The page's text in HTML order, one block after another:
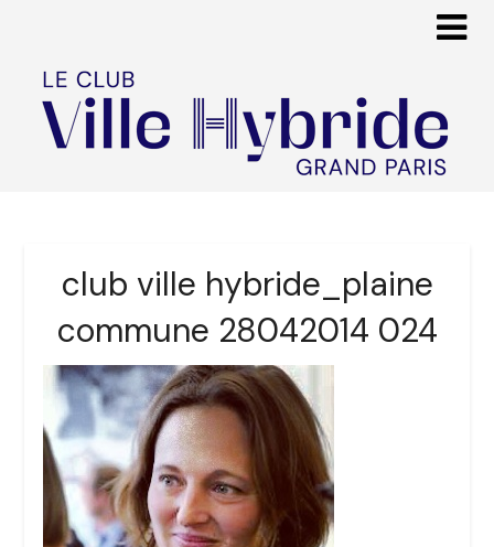
club ville hybride_plaine
commune 28042014 024